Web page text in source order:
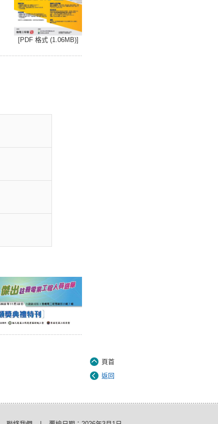
[PDF 格式 (1.06MB)]
頁首
返回